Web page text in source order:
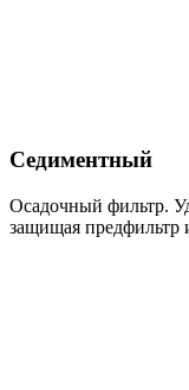
Седиментный
Осадочный фильтр.
защищая предфильтр